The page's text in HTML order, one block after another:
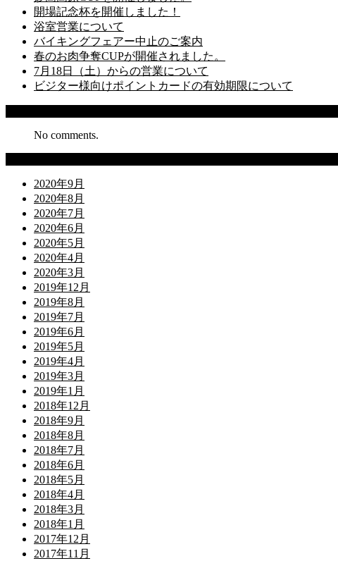
開場記念杯を開催しました！
浴室営業について
バイキングフェアー中止のご案内
春のお肉争奪CUPが開催されました。
7月18日（土）からの営業について
ビジター様向けポイントカードの有効期限について
No comments.
2020年9月
2020年8月
2020年7月
2020年6月
2020年5月
2020年4月
2020年3月
2019年12月
2019年8月
2019年7月
2019年6月
2019年5月
2019年4月
2019年3月
2019年1月
2018年12月
2018年9月
2018年8月
2018年7月
2018年6月
2018年5月
2018年4月
2018年3月
2018年1月
2017年12月
2017年11月